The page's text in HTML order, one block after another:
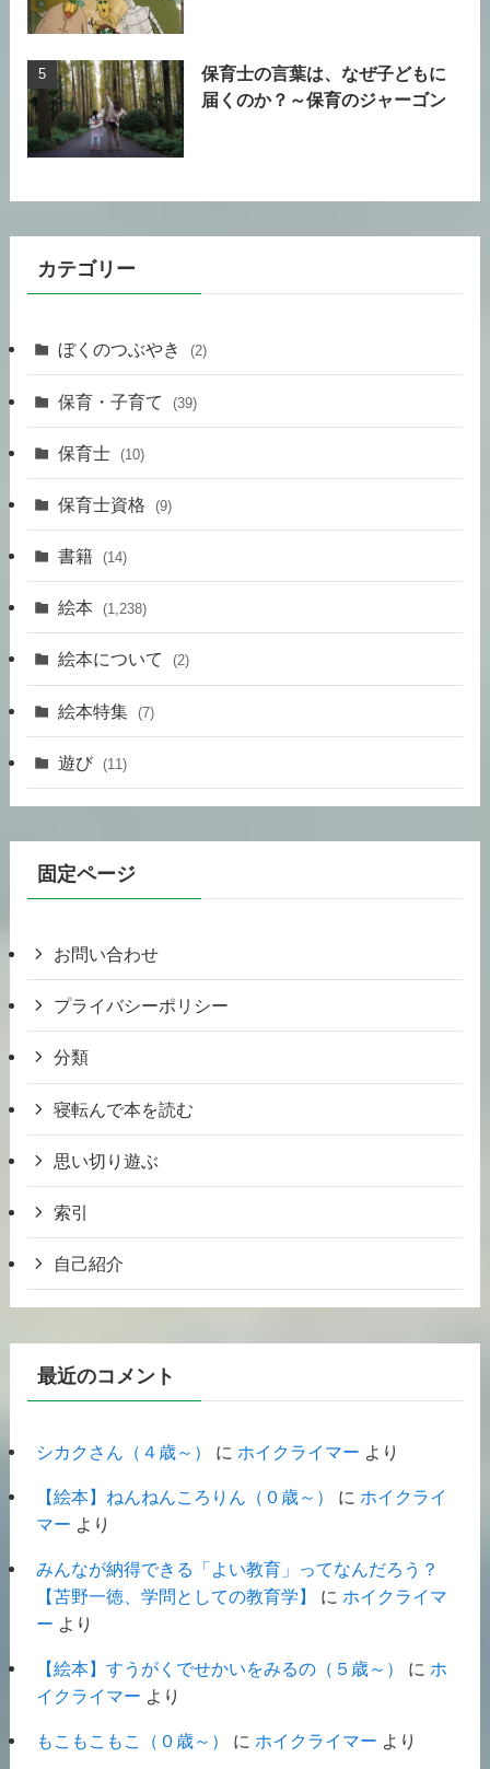
保育士の言葉は、なぜ子どもに
届くのか？～保育のジャーゴン
カテゴリー
ぼくのつぶやき (2)
保育・子育て (39)
保育士 (10)
保育士資格 (9)
書籍 (14)
絵本 (1,238)
絵本について (2)
絵本特集 (7)
遊び (11)
固定ページ
お問い合わせ
プライバシーポリシー
分類
寝転んで本を読む
思い切り遊ぶ
索引
自己紹介
最近のコメント
シカクさん（４歳～） に ホイクライマー より
【絵本】ねんねんころりん（０歳～） に ホイクライ
マー より
みんなが納得できる「よい教育」ってなんだろう？
【苫野一徳、学問としての教育学】
に ホイクライマ
ー より
【絵本】すうがくでせかいをみるの（５歳～） に ホ
イクライマー より
もこもこもこ（０歳～） に ホイクライマー より